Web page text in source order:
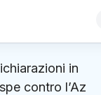
in
contro l’Az